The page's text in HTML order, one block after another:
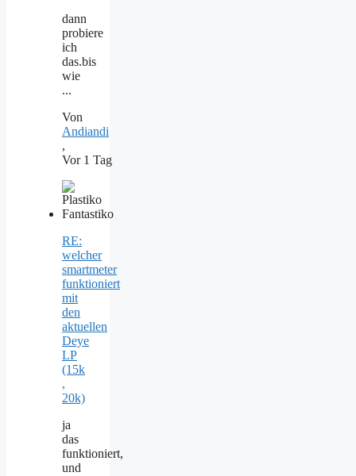
dann
probiere
ich
das.bis
wie
...
Von
Andiandi
,
Vor 1 Tag
RE:
welcher
smartmeter
funktioniert
mit
den
aktuellen
Deye
LP
(15k
,
20k)
ja
das
funktioniert,
und